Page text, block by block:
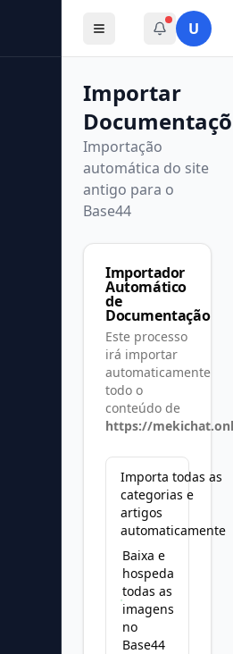
U
Importar
Importação
automática do site
antigo para o
Base44
Importador
Automático
de
Documentação
Este processo
irá importar
automaticamente
todo o
conteúdo de
https://
Importa todas as
categorias e
artigos
automaticamente
Baixa e
hospeda
todas as
imagens
no
Base44